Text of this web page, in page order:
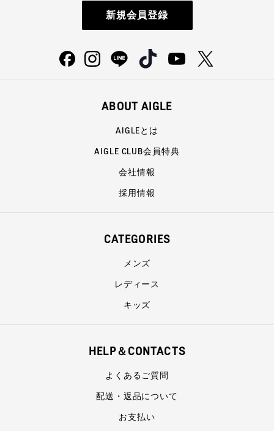
新規会員登録
ABOUT AIGLE
AIGLEとは
AIGLE CLUB会員特典
会社情報
採用情報
CATEGORIES
メンズ
レディース
キッズ
HELP＆CONTACTS
よくあるご質問
配送・返品について
お支払い